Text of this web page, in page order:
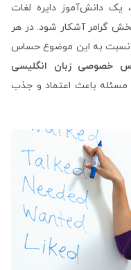
یک دانش‌آموز دایره لغات
گرامر آشکار شود. در هر
نسبت به این موضوع حساس
خصوصی زبان انگلیسی
مسئله باعث اعتماد و جذب